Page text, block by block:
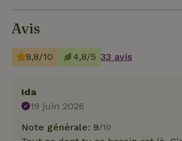
Avis
8,8/10 4,8/5 33 avis
Ida
19 juin 2026
Note générale: 9/10